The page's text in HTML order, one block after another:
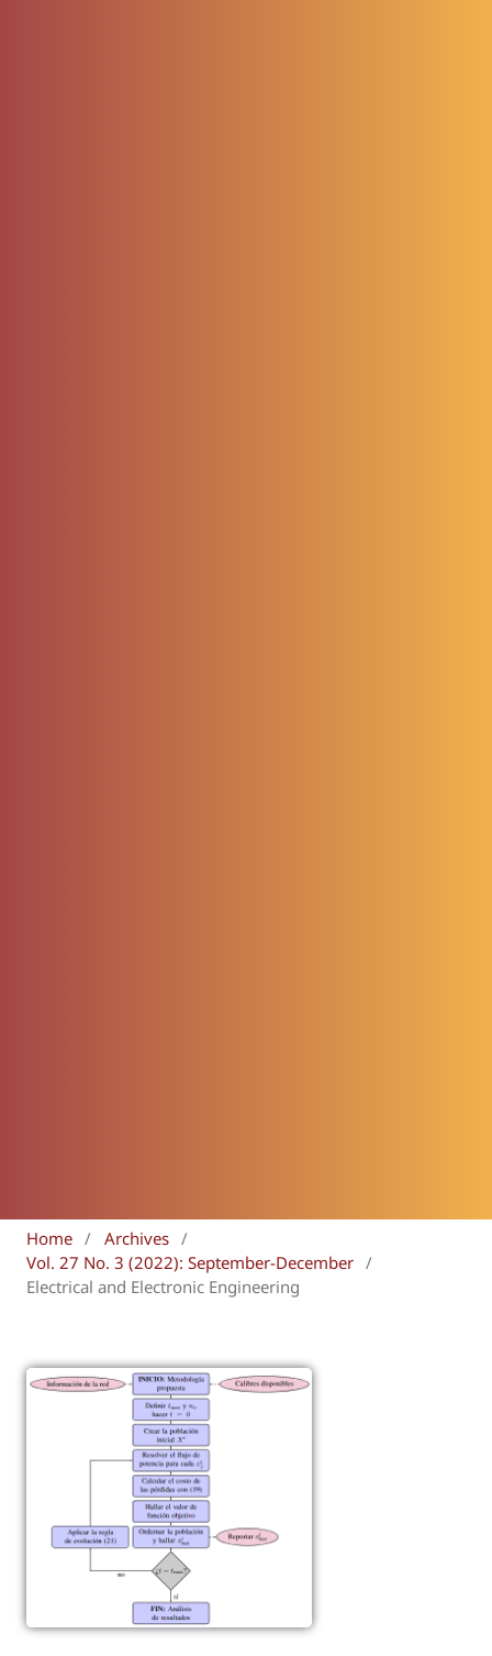
Home / Archives /
Vol. 27 No. 3 (2022): September-December /
Electrical and Electronic Engineering